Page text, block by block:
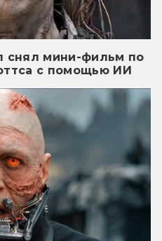
снял мини-фильм по
с помощью ИИ